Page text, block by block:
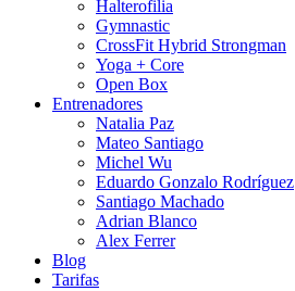
Halterofilia
Gymnastic
CrossFit Hybrid Strongman
Yoga + Core
Open Box
Entrenadores
Natalia Paz
Mateo Santiago
Michel Wu
Eduardo Gonzalo Rodríguez
Santiago Machado
Adrian Blanco
Alex Ferrer
Blog
Tarifas